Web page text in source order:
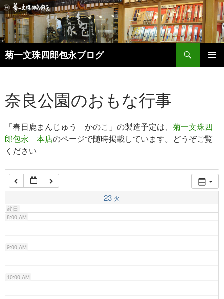
菊一文珠四郎包永ブログ
検
索
ン
ツ
ス
キ
ッ
プ
奈良公園のおもな行事
「春日鹿まんじゅう かのこ」の製造予定は、 菊一文珠四
郎包永 本店のページで随時掲載しています。どうぞご覧
ください
23 火
終日
1:00 AM
2:00 AM
3:00 AM
4:00 AM
5:00 AM
6:00 AM
7:00 AM
8:00 AM
9:00 AM
10:00 AM